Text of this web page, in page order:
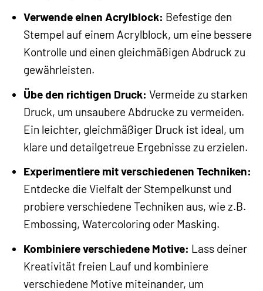
Verwende einen Acrylblock: Befestige den
Stempel auf einem Acrylblock, um eine bessere
Kontrolle und einen gleichmäßigen Abdruck zu
gewährleisten.
Übe den richtigen Druck: Vermeide zu starken
Druck, um unsaubere Abdrucke zu vermeiden.
Ein leichter, gleichmäßiger Druck ist ideal, um
klare und detailgetreue Ergebnisse zu erzielen.
Experimentiere mit verschiedenen Techniken:
Entdecke die Vielfalt der Stempelkunst und
probiere verschiedene Techniken aus, wie z.B.
Embossing, Watercoloring oder Masking.
Kombiniere verschiedene Motive: Lass deiner
Kreativität freien Lauf und kombiniere
verschiedene Motive miteinander, um